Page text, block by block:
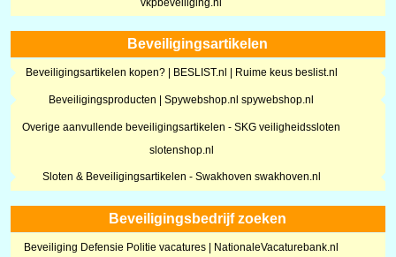
vkpbeveiliging.nl
Beveiligingsartikelen
Beveiligingsartikelen kopen? | BESLIST.nl | Ruime keus beslist.nl
Beveiligingsproducten | Spywebshop.nl spywebshop.nl
Overige aanvullende beveiligingsartikelen - SKG veiligheidssloten
slotenshop.nl
Sloten & Beveiligingsartikelen - Swakhoven swakhoven.nl
Beveiligingsbedrijf zoeken
Beveiliging Defensie Politie vacatures | NationaleVacaturebank.nl